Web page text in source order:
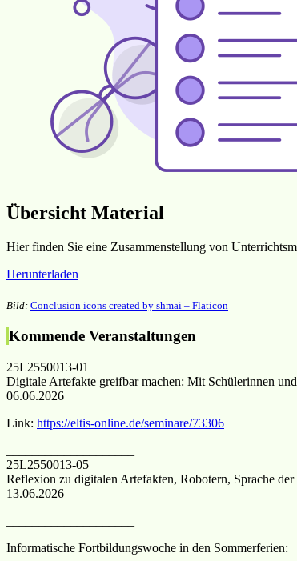
Übersicht Material
Hier finden Sie eine Zusammenstellung von
Herunterladen
Bild: Conclusion icons created by shmai – Flaticon
Kommende Veranstaltungen
25L2550013-01
Digitale Artefakte greifbar machen: Mit Schülerinnen
06.06.2026
Link: https://eltis-online.de/seminare/73306
25L2550013-05
Reflexion zu digitalen Artefakten, Robotern, Sprache
13.06.2026
Informatische Fortbildungswoche in den Sommerferien: